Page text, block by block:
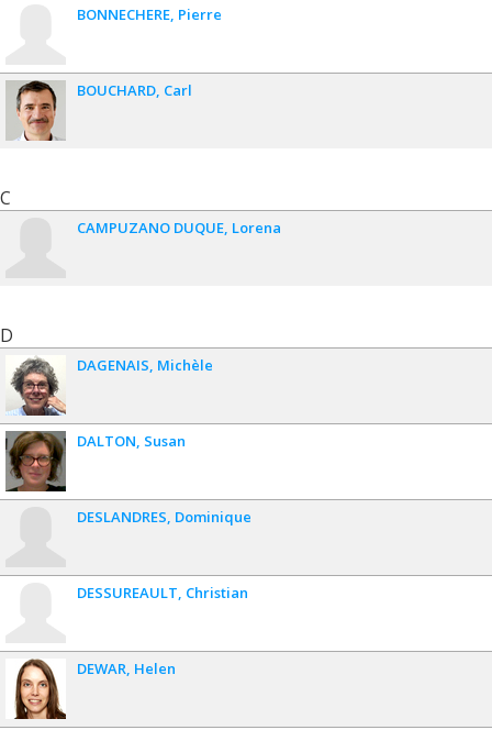
BONNECHERE Pierre
BOUCHARD Carl
C
CAMPUZANO DUQUE Lorena
D
DAGENAIS Michèle
DALTON Susan
DESLANDRES Dominique
DESSUREAULT Christian
DEWAR Helen